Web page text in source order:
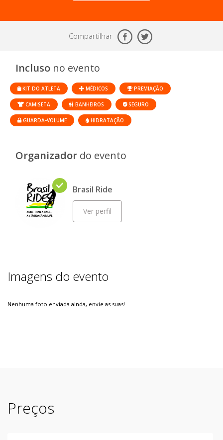
Compartilhar
Incluso no evento
KIT DO ATLETA MÉDICOS PREMIAÇÃO
CAMISETA BANHEIROS SEGURO
GUARDA-VOLUME HIDRATAÇÃO
Organizador do evento
Brasil Ride
Ver perfil
Imagens do evento
Nenhuma foto enviada ainda, envie as suas!
Preços